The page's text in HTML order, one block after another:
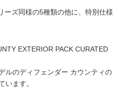
ーズ同様の5種類の他に、特別仕様
EXTERIOR PACK CURATED
ルのディフェンダー カウンティの
います。